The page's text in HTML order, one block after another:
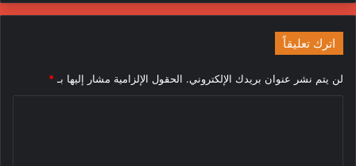
اترك تعليقاً
لن يتم نشر عنوان بريدك الإلكتروني. الحقول الإلزامية مشار إليها بـ *